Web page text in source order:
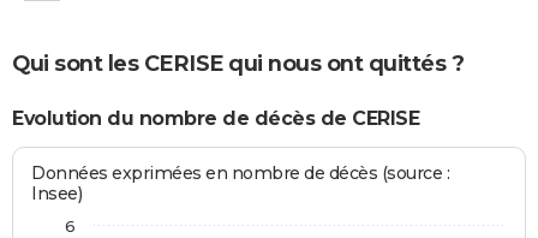
Qui sont les CERISE qui nous ont quittés ?
Evolution du nombre de décès de CERISE
Données exprimées en nombre de décès (source :
Insee)
6